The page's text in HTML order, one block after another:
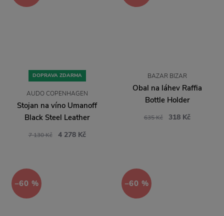
DOPRAVA ZDARMA
AUDO COPENHAGEN
Stojan na víno Umanoff
Black Steel Leather
7 130 Kč 4 278 Kč
BAZAR BIZAR
Obal na láhev Raffia
Bottle Holder
635 Kč 318 Kč
−60 % −60 %